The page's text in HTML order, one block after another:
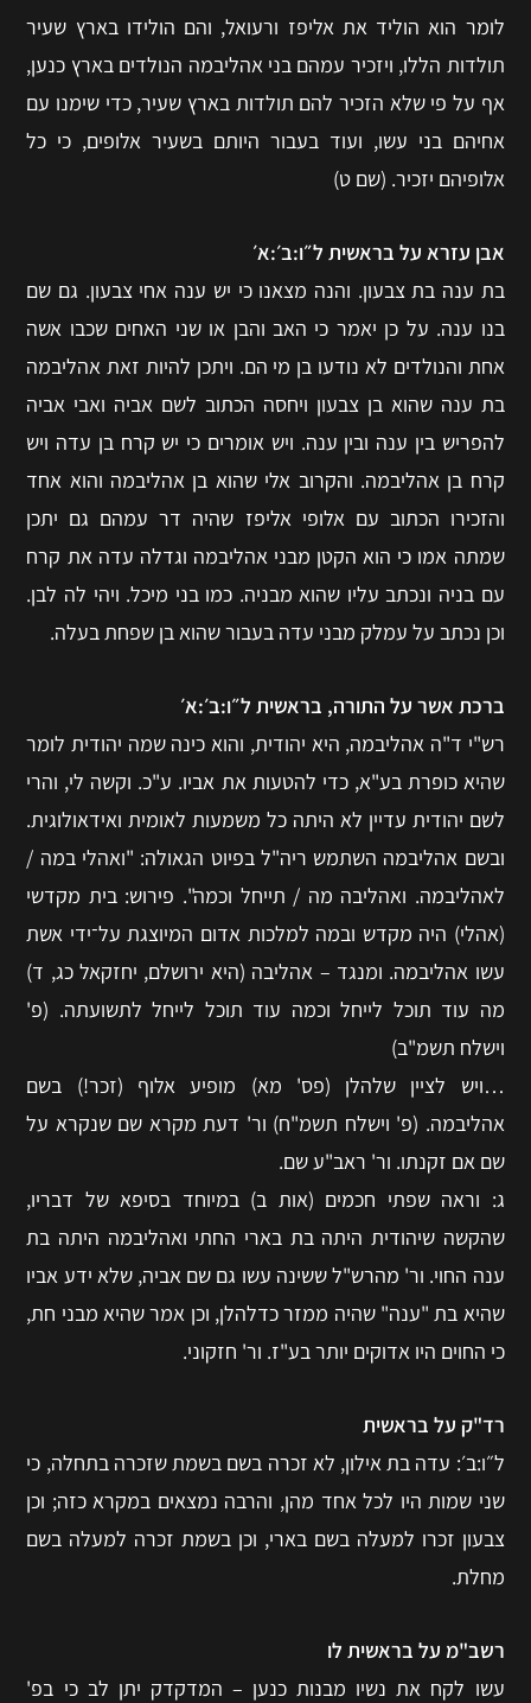
לומר הוא הוליד את אליפז ורעואל, והם הולידו בארץ שעיר
תולדות הללו, ויזכיר עמהם בני אהליבמה הנולדים בארץ כנען,
אף על פי שלא הזכיר להם תולדות בארץ שעיר, כדי שימנו עם
אחיהם בני עשו, ועוד בעבור היותם בשעיר אלופים, כי כל
אלופיהם יזכיר. (שם ט)
אבן עזרא על בראשית ל״ו:ב׳:א׳
בת ענה בת צבעון. והנה מצאנו כי יש ענה אחי צבעון. גם שם
בנו ענה. על כן יאמר כי האב והבן או שני האחים שכבו אשה
אחת והנולדים לא נודעו בן מי הם. ויתכן להיות זאת אהליבמה
בת ענה שהוא בן צבעון ויחסה הכתוב לשם אביה ואבי אביה
להפריש בין ענה ובין ענה. ויש אומרים כי יש קרח בן עדה ויש
קרח בן אהליבמה. והקרוב אלי שהוא בן אהליבמה והוא אחד
והזכירו הכתוב עם אלופי אליפז שהיה דר עמהם גם יתכן
שמתה אמו כי הוא הקטן מבני אהליבמה וגדלה עדה את קרח
עם בניה ונכתב עליו שהוא מבניה. כמו בני מיכל. ויהי לה לבן.
וכן נכתב על עמלק מבני עדה בעבור שהוא בן שפחת בעלה.
ברכת אשר על התורה, בראשית ל״ו:ב׳:א׳
רש"י ד"ה אהליבמה, היא יהודית, והוא כינה שמה יהודית לומר
שהיא כופרת בע"א, כדי להטעות את אביו. ע"כ. וקשה לי, והרי
לשם יהודית עדיין לא היתה כל משמעות לאומית ואידאולוגית.
ובשם אהליבמה השתמש ריה"ל בפיוט הגאולה: "ואהלי במה /
לאהליבמה. ואהליבה מה / תייחל וכמה". פירוש: בית מקדשי
(אהלי) היה מקדש ובמה למלכות אדום המיוצגת על־ידי אשת
עשו אהליבמה. ומנגד – אהליבה (היא ירושלם, יחזקאל כג, ד)
מה עוד תוכל לייחל וכמה עוד תוכל לייחל לתשועתה. (פ'
וישלח תשמ"ב)
…ויש לציין שלהלן (פס' מא) מופיע אלוף (זכר!) בשם
אהליבמה. (פ' וישלח תשמ"ח) ור' דעת מקרא שם שנקרא על
שם אם זקנתו. ור' ראב"ע שם.
ג: וראה שפתי חכמים (אות ב) במיוחד בסיפא של דבריו,
שהקשה שיהודית היתה בת בארי החתי ואהליבמה היתה בת
ענה החוי. ור' מהרש"ל ששינה עשו גם שם אביה, שלא ידע אביו
שהיא בת "ענה" שהיה ממזר כדלהלן, וכן אמר שהיא מבני חת,
כי החוים היו אדוקים יותר בע"ז. ור' חזקוני.
רד"ק על בראשית
ל״ו:ב׳: עדה בת אילון, לא זכרה בשם בשמת שזכרה בתחלה, כי
שני שמות היו לכל אחד מהן, והרבה נמצאים במקרא כזה; וכן
צבעון זכרו למעלה בשם בארי, וכן בשמת זכרה למעלה בשם
מחלת.
רשב"מ על בראשית לו
עשו לקח את נשיו מבנות כנען – המדקדק יתן לב כי בפ'